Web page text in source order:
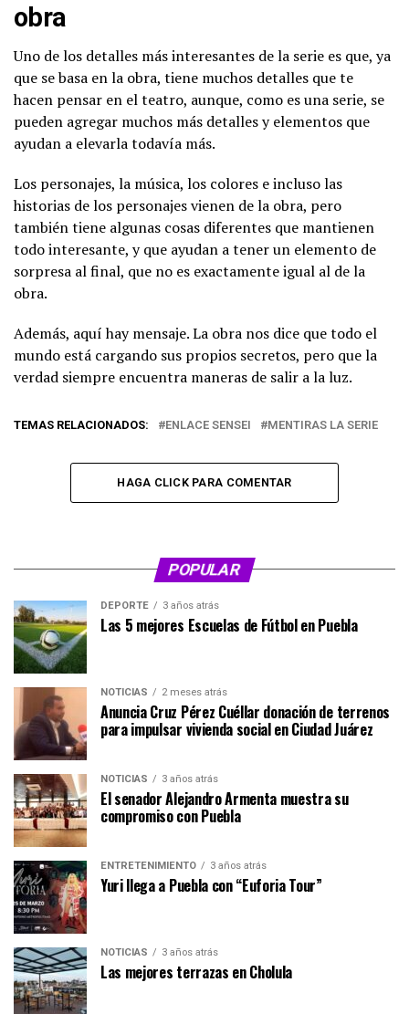
obra
Uno de los detalles más interesantes de la serie es que, ya
que se basa en la obra, tiene muchos detalles que te
hacen pensar en el teatro, aunque, como es una serie, se
pueden agregar muchos más detalles y elementos que
ayudan a elevarla todavía más.
Los personajes, la música, los colores e incluso las
historias de los personajes vienen de la obra, pero
también tiene algunas cosas diferentes que mantienen
todo interesante, y que ayudan a tener un elemento de
sorpresa al final, que no es exactamente igual al de la
obra.
Además, aquí hay mensaje. La obra nos dice que todo el
mundo está cargando sus propios secretos, pero que la
verdad siempre encuentra maneras de salir a la luz.
TEMAS RELACIONADOS: ENLACE SENSEI MENTIRAS LA SERIE
HAGA CLICK PARA COMENTAR
POPULAR
DEPORTE 3 años atrás
Las 5 mejores Escuelas de Fútbol en Puebla
NOTICIAS 2 meses atrás
Anuncia Cruz Pérez Cuéllar donación de terrenos
para impulsar vivienda social en Ciudad Juárez
NOTICIAS 3 años atrás
El senador Alejandro Armenta muestra su
compromiso con Puebla
ENTRETENIMIENTO 3 años atrás
Yuri llega a Puebla con “Euforia Tour”
NOTICIAS 3 años atrás
Las mejores terrazas en Cholula